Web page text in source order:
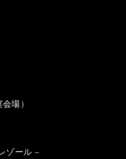
場）
ゾール –